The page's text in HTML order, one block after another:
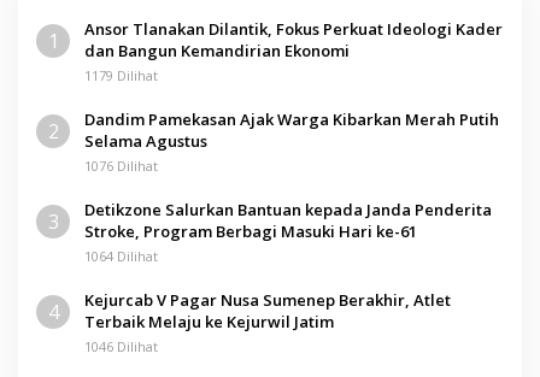
1
Ansor Tlanakan Dilantik, Fokus Perkuat Ideologi Kader
dan Bangun Kemandirian Ekonomi
1179 Dilihat
2
Dandim Pamekasan Ajak Warga Kibarkan Merah Putih
Selama Agustus
1076 Dilihat
3
Detikzone Salurkan Bantuan kepada Janda Penderita
Stroke, Program Berbagi Masuki Hari ke-61
1064 Dilihat
4
Kejurcab V Pagar Nusa Sumenep Berakhir, Atlet
Terbaik Melaju ke Kejurwil Jatim
1046 Dilihat